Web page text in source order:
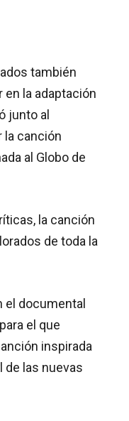
también
en la adaptación
junto al
la canción
al Globo de
la canción
de toda la
el documental
el que
inspirada
las nuevas